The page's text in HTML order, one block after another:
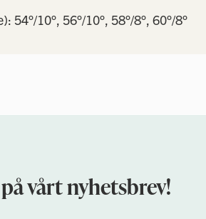
54°/10°, 56°/10°, 58°/8°, 60°/8°
vårt nyhetsbrev!